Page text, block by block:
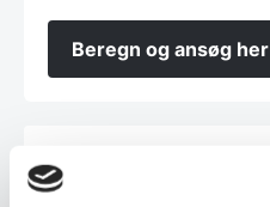
Beregn og ansøg her
Vi prismatcher - Klik her